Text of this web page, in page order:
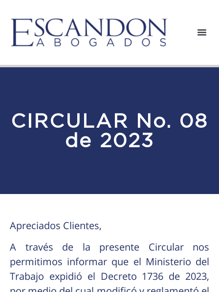
CIRCULAR No. 08
de 2023
Apreciados Clientes,
A través de la presente Circular nos
permitimos informar que el Ministerio del
Trabajo expidió el Decreto 1736 de 2023,